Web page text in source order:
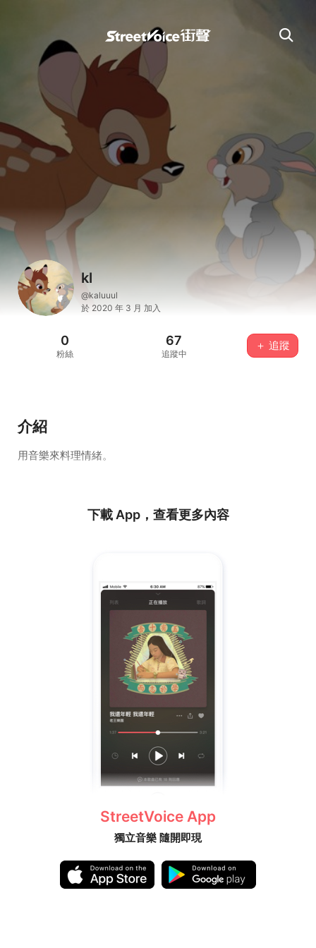
kl
@kaluuul
於 2020 年 3 月 加入
0
粉絲
67
追蹤中
＋ 追蹤
介紹
用音樂來料理情緒。
下載 App，查看更多內容
StreetVoice App
獨立音樂 隨開即現